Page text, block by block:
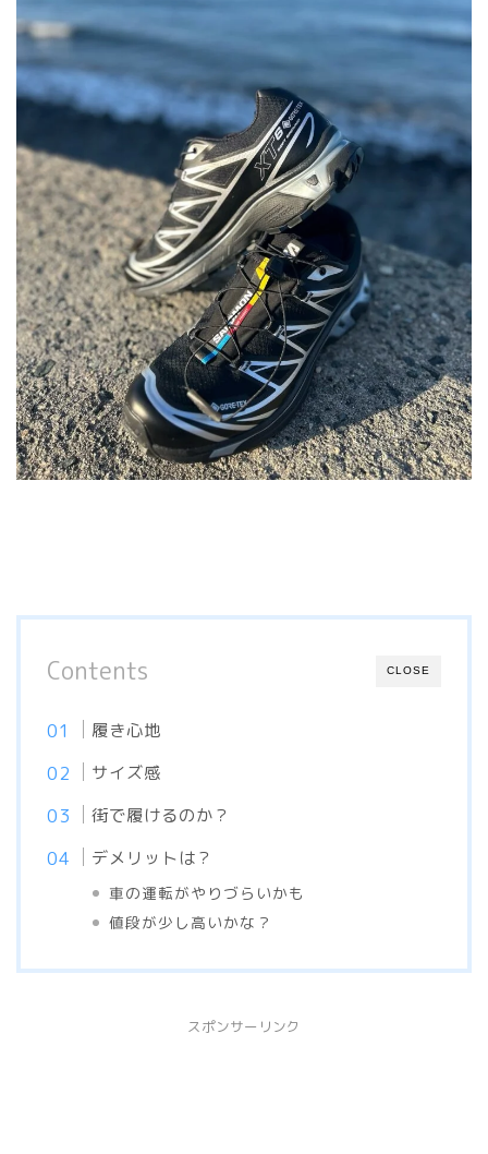
CLOSE
Contents
履き心地
サイズ感
街で履けるのか？
デメリットは？
車の運転がやりづらいかも
値段が少し高いかな？
スポンサーリンク